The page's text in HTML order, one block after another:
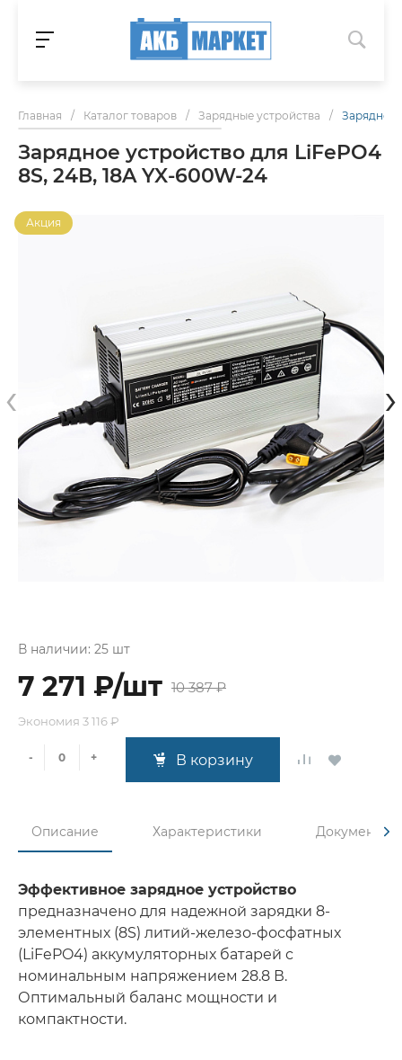
Главная / Каталог товаров / Зарядные устройства / Зарядное
Зарядное устройство для LiFePO4
8S, 24В, 18A YX-600W-24
Акция
‹ ›
В наличии: 25 шт
7 271 ₽/шт 10 387 ₽
Экономия 3 116 ₽
- + В корзину
Описание Характеристики Документы
Эффективное зарядное устройство
предназначено для надежной зарядки 8-
элементных (8S) литий-железо-фосфатных
(LiFePO4) аккумуляторных батарей с
номинальным напряжением 28.8 В.
Оптимальный баланс мощности и
компактности.